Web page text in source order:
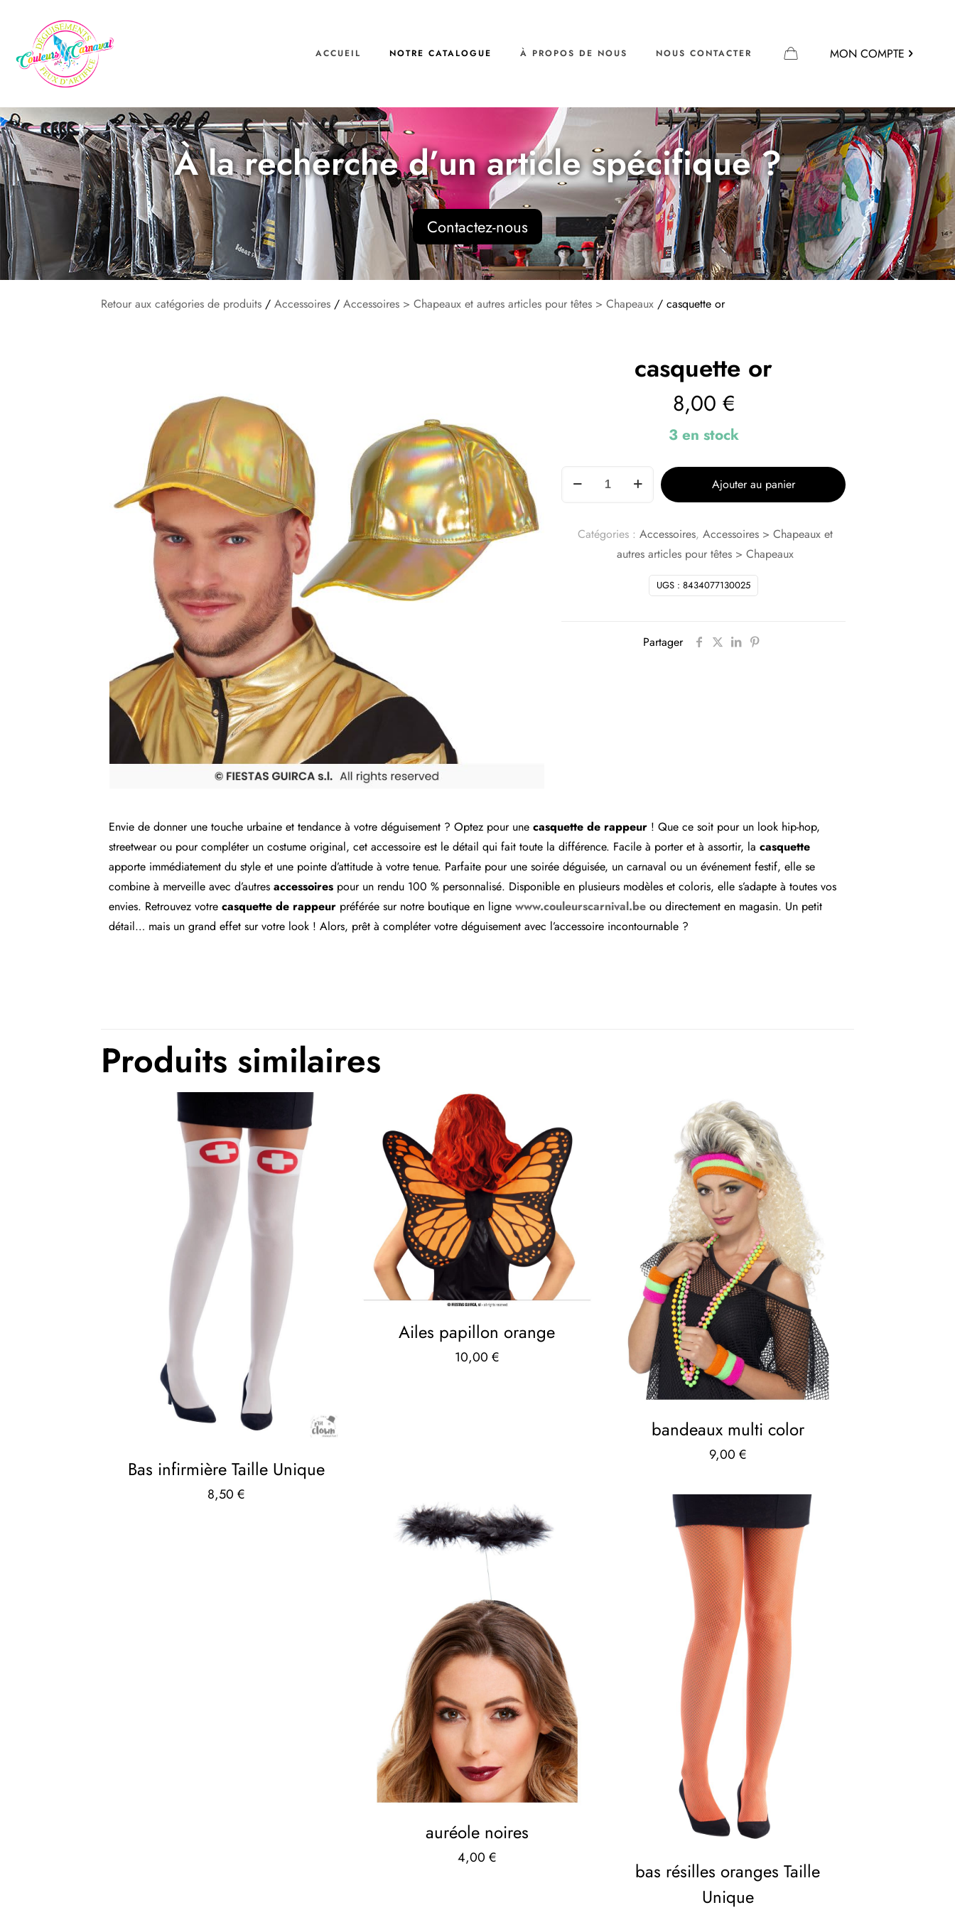
ACCUEIL NOTRE CATALOGUE À PROPOS DE NOUS NOUS CONTACTER MON COMPTE
À la recherche d’un article spécifique ?
Contactez-nous
Retour aux catégories de produits / Accessoires / Accessoires > Chapeaux et autres articles pour têtes > Chapeaux / casquette or
casquette or
8,00 €
3 en stock
Ajouter au panier
UGS : 8434077130025
Catégories : Accessoires, Accessoires > Chapeaux et
autres articles pour têtes > Chapeaux
Partager
Envie de donner une touche urbaine et tendance à votre déguisement ? Optez pour une casquette de rappeur! Que ce soit pour un look hip-hop,
streetwear ou pour compléter un costume original, cet accessoire est le détail qui fait toute la différence. Facile à porter et à assortir, la casquette
apporte immédiatement du style et une pointe d’attitude à votre tenue. Parfaite pour une soirée déguisée, un carnaval ou un événement festif, elle se
combine à merveille avec d’autres accessoirespour un rendu 100 % personnalisé. Disponible en plusieurs modèles et coloris, elle s’adapte à toutes vos
envies. Retrouvez votre casquette de rappeurpréférée sur notre boutique en ligne www.couleurscarnival.beou directement en magasin. Un petit
détail… mais un grand effet sur votre look ! Alors, prêt à compléter votre déguisement avec l’accessoire incontournable ?
Produits similaires
Bas infirmière Taille Unique
8,50€
Ailes papillon orange
10,00€
bandeaux multi color
9,00€
auréole noires
4,00€
bas résilles oranges Taille
Unique